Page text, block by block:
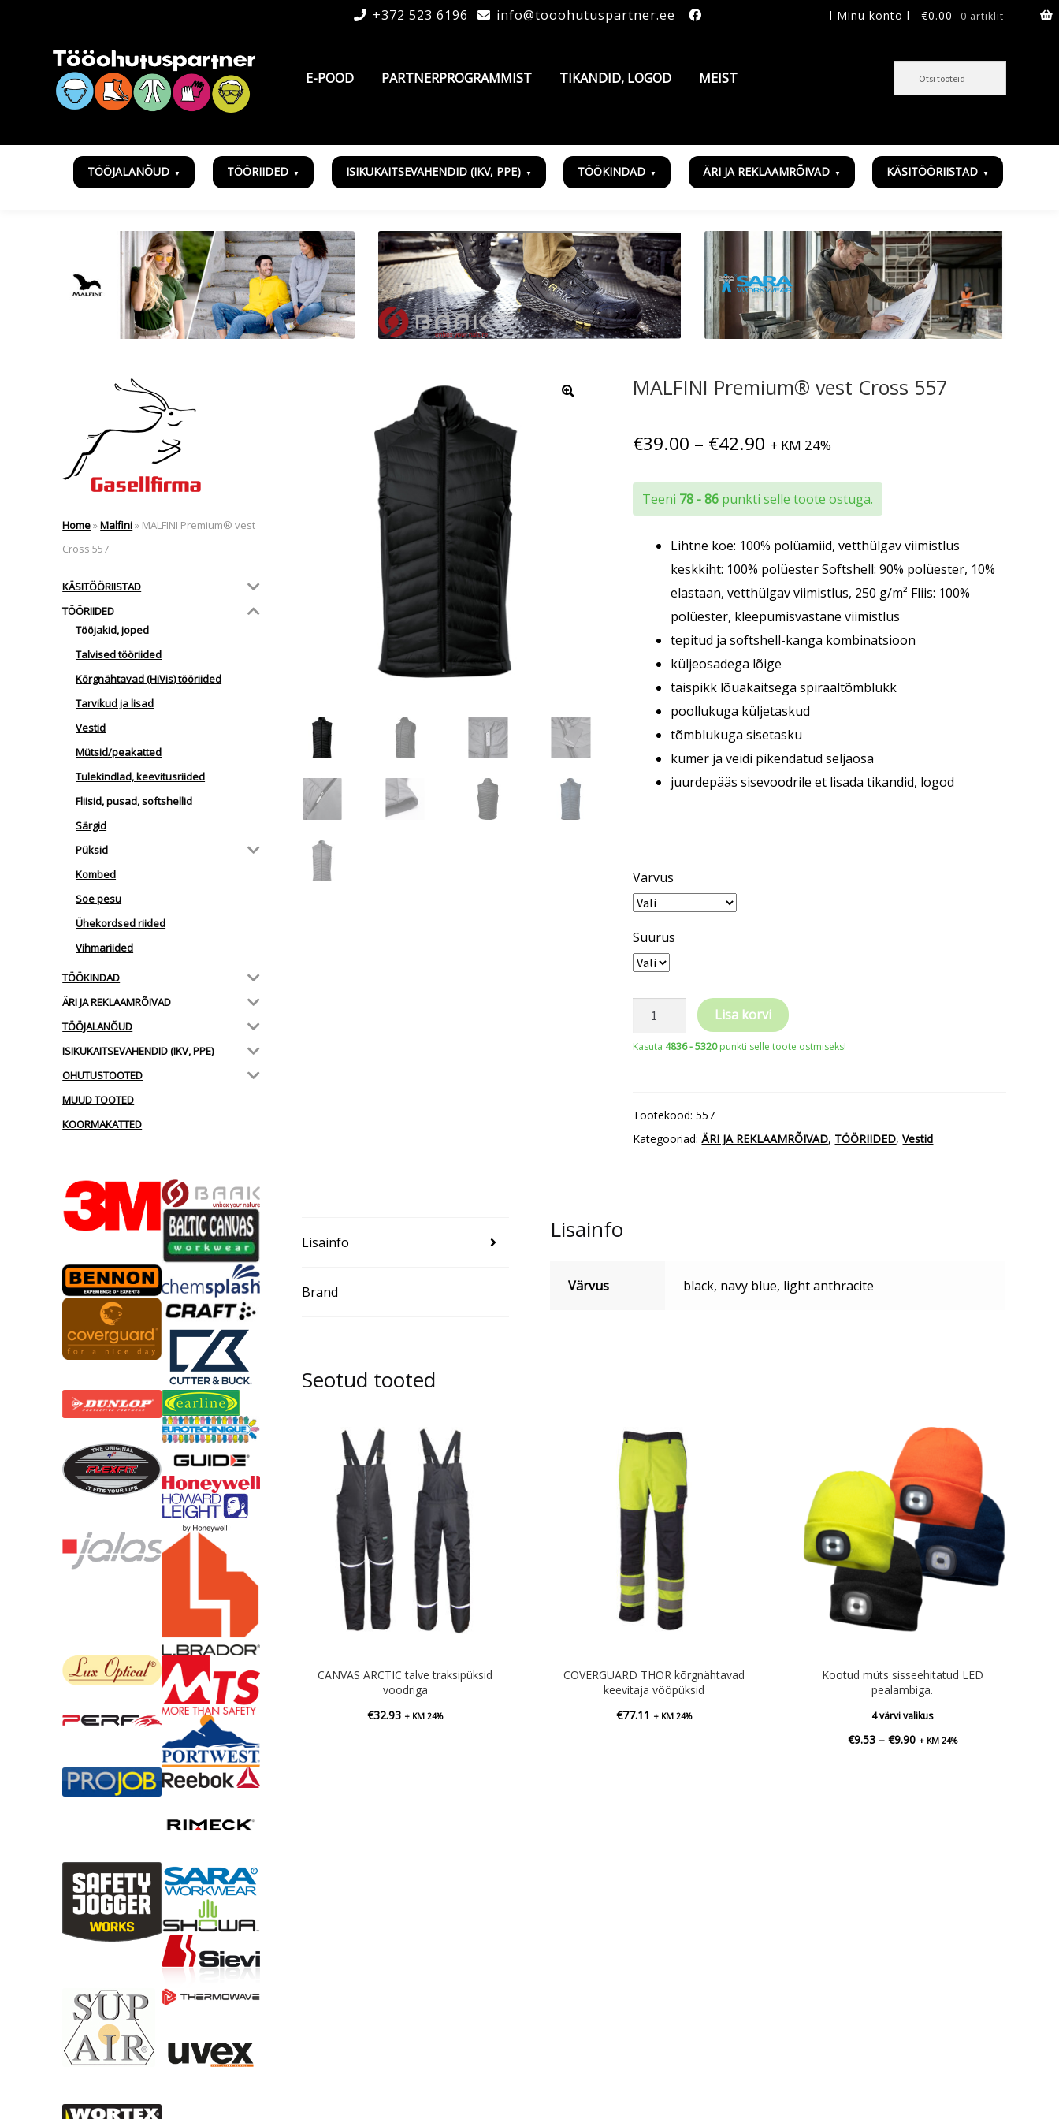
€0.00 0 artiklit
+372 523 6196 info@tooohutuspartner.ee l Minu konto l
E-POOD PARTNERPROGRAMMIST TIKANDID, LOGOD MEIST
TÖÖJALANÕUD TÖÖRIIDED ISIKUKAITSEVAHENDID (IKV, PPE) TÖÖKINDAD ÄRI JA REKLAAMRÕIVAD KÄSITÖÖRIISTAD
MALFINI Premium® vest Cross 557
€39.00 – €42.90 Hinnavahemik:
kuni
€42.90
+ KM 24%
Teeni 78 - 86 punkti selle toote ostuga.
Lihtne koe: 100% polüamiid, vetthülgav viimistlus
keskkiht: 100% polüester Softshell: 90% polüester, 10%
elastaan, vetthülgav viimistlus, 250 g/m² Fliis: 100%
polüester, kleepumisvastane viimistlus
tepitud ja softshell-kanga kombinatsioon
küljeosadega lõige
täispikk lõuakaitsega spiraaltõmblukk
poollukuga küljetaskud
tõmblukuga sisetasku
kumer ja veidi pikendatud seljaosa
juurdepääs sisevoodrile et lisada tikandid, logod
Värvus
Suurus
MALFINI
Lisa korvi
Kasuta 4836 - 5320punkti selle toote ostmiseks!
Tootekood:557
Kategooriad:ÄRI JA REKLAAMRÕIVAD, TÖÖRIIDED,Vestid
Lisainfo
Brand
Lisainfo
Värvus black, navy blue, light anthracite
Seotud tooted
CANVAS ARCTIC talve traksipüksid
voodriga
€32.93 + KM 24%
COVERGUARD THOR kõrgnähtavad
keevitaja vööpüksid
€77.11 + KM 24%
Kootud müts sisseehitatud LED
pealambiga.
4 värvi valikus
€9.53 – €9.90Hinnavahemik:
+ KM 24%
Home»Malfini» MALFINI Premium® vest
Cross 557
KÄSITÖÖRIISTAD
TÖÖRIIDED
Tööjakid, joped
Talvised tööriided
Kõrgnähtavad (HiVis) tööriided
Tarvikud ja lisad
Vestid
Mütsid/peakatted
Tulekindlad, keevitusriided
Fliisid, pusad, softshellid
Särgid
Püksid
Kombed
Soe pesu
Ühekordsed riided
Vihmariided
TÖÖKINDAD
ÄRI JA REKLAAMRÕIVAD
TÖÖJALANÕUD
ISIKUKAITSEVAHENDID (IKV, PPE)
OHUTUSTOOTED
MUUD TOOTED
KOORMAKATTED